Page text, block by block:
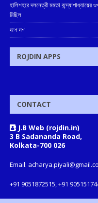
হালিশহরে দলনেত্রী মমতা
মিছিল
দশে দশ
ROJDIN APPS
CONTACT
J.B Web (rojdin.in)
3 B Sadananda Road,
Kolkata-700 026
Email:
+91 9051872515, +91